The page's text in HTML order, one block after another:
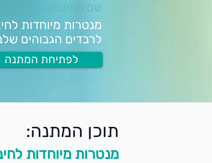
שם המתנה:
מנטרות מיוחדות
לרבדים הגבוהים
לפתיחת המתנה
תוכן המתנה:
מנטרות מיוחדות